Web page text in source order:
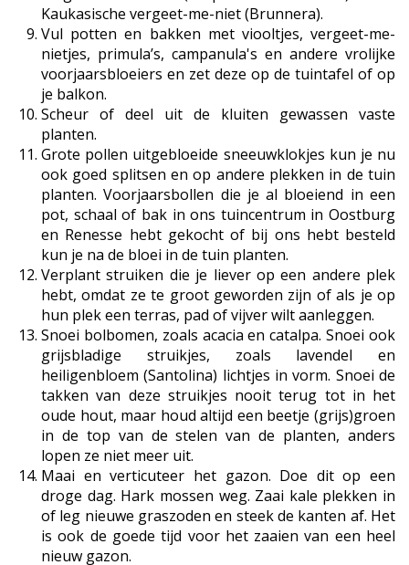
Kaukasische vergeet-me-niet (Brunnera).
Vul potten en bakken met viooltjes, vergeet-me-
nietjes, primula’s, campanula's en andere vrolijke
voorjaarsbloeiers en zet deze op de tuintafel of op
je balkon.
Scheur of deel uit de kluiten gewassen vaste
planten.
Grote pollen uitgebloeide sneeuwklokjes kun je nu
ook goed splitsen en op andere plekken in de tuin
planten. Voorjaarsbollen die je al bloeiend in een
pot, schaal of bak in ons tuincentrum in Oostburg
en Renesse hebt gekocht of bij ons hebt besteld
kun je na de bloei in de tuin planten.
Verplant struiken die je liever op een andere plek
hebt, omdat ze te groot geworden zijn of als je op
hun plek een terras, pad of vijver wilt aanleggen.
Snoei bolbomen, zoals acacia en catalpa. Snoei ook
grijsbladige struikjes, zoals lavendel en
heiligenbloem (Santolina) lichtjes in vorm. Snoei de
takken van deze struikjes nooit terug tot in het
oude hout, maar houd altijd een beetje (grijs)groen
in de top van de stelen van de planten, anders
lopen ze niet meer uit.
Maai en verticuteer het gazon. Doe dit op een
droge dag. Hark mossen weg. Zaai kale plekken in
of leg nieuwe graszoden en steek de kanten af. Het
is ook de goede tijd voor het zaaien van een heel
nieuw gazon.